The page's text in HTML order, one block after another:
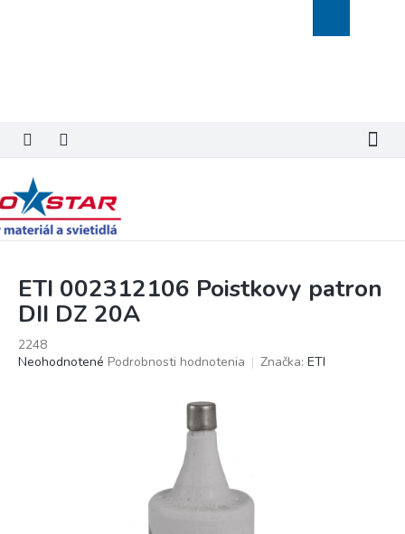
košík
ETI 002312106 Poistkovy patron
DII DZ 20A
2248
Priemerné
Neohodnotené Podrobnosti hodnotenia Značka: ETI